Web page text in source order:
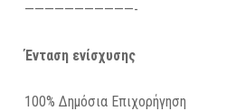
———————————-
Ένταση ενίσχυσης
100% Δημόσια Επιχορήγηση